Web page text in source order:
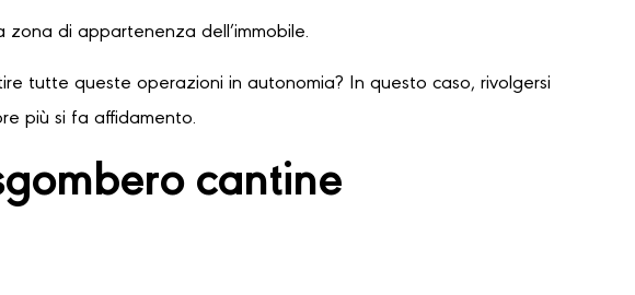
di appartenenza dell’immobile.
tutte queste operazioni in autonomia? In questo caso, rivolgersi
più si fa affidamento.
cantine